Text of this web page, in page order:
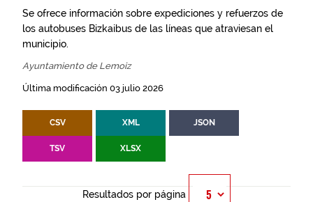
Se ofrece información sobre expediciones y refuerzos de
los autobuses Bizkaibus de las líneas que atraviesan el
municipio.
Ayuntamiento de Lemoiz
Última modificación 03 julio 2026
CSV XML JSON
TSV XLSX
Resultados por página